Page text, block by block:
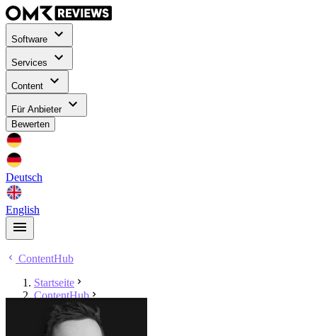
Software
Services
Content
Für Anbieter
Bewerten
Deutsch
English
ContentHub
Startseite
ContentHub
Christoph Lindhauer